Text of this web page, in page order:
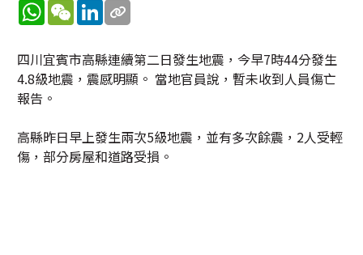
WhatsApp
WeChatLinkedIn
四川宜賓市高縣連續第二日發生地震，今早7時44分發生
4.8級地震，震感明顯。 當地官員說，暫未收到人員傷亡
報告。
高縣昨日早上發生兩次5級地震，並有多次餘震，2人受輕
傷，部分房屋和道路受損。